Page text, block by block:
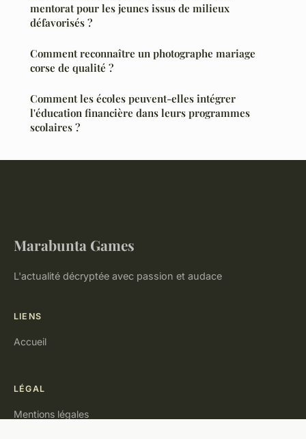
mentorat pour les jeunes issus de milieux
défavorisés ?
Comment reconnaître un photographe mariage
corse de qualité ?
Comment les écoles peuvent-elles intégrer
l'éducation financière dans leurs programmes
scolaires ?
Marabunta Games
L'actualité décryptée avec passion et audace
LIENS
Accueil
LÉGAL
Mentions légales